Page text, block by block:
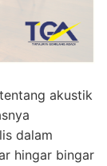
akustik
dalam
hingar bingar